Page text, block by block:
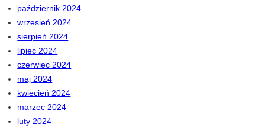
październik 2024
wrzesień 2024
sierpień 2024
lipiec 2024
czerwiec 2024
maj 2024
kwiecień 2024
marzec 2024
luty 2024